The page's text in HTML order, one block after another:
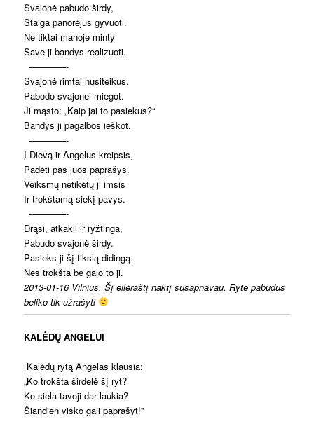
Svajonė pabudo širdy,
Staiga panorėjus gyvuoti.
Ne tiktai manoje minty
Save ji bandys realizuoti.
————-
Svajonė rimtai nusiteikus.
Pabodo svajonei miegot.
Ji mąsto: „Kaip jai to pasiekus?“
Bandys ji pagalbos ieškot.
————-
Į Dievą ir Angelus kreipsis,
Padėti pas juos paprašys.
Veiksmų netikėtų ji imsis
Ir trokštamą siekį pavys.
————-
Drąsi, atkakli ir ryžtinga,
Pabudo svajonė širdy.
Pasieks ji šį tikslą didingą
Nes trokšta be galo to ji.
2013-01-16 Vilnius. Šį eilėraštį naktį susapnavau. Ryte pabudus
beliko tik užrašyti
KALĖDŲ ANGELUI
Kalėdų rytą Angelas klausia:
„Ko trokšta širdelė šį ryt?
Ko siela tavoji dar laukia?
Šiandien visko gali paprašyt!”